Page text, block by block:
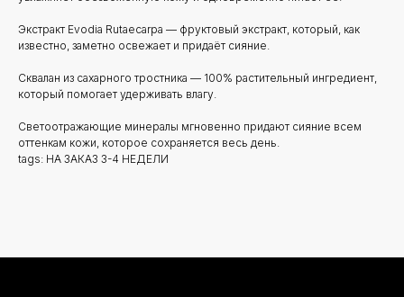
Экстракт Evodia Rutaecarpa — фруктовый экстракт, который, как
известно, заметно освежает и придаёт сияние.
Сквалан из сахарного тростника — 100% растительный ингредиент,
который помогает удерживать влагу.
Светоотражающие минералы мгновенно придают сияние всем
оттенкам кожи, которое сохраняется весь день.
tags: НА ЗАКАЗ 3-4 НЕДЕЛИ
Доставка и оплата
О нас
Новинки
Лидеры продаж